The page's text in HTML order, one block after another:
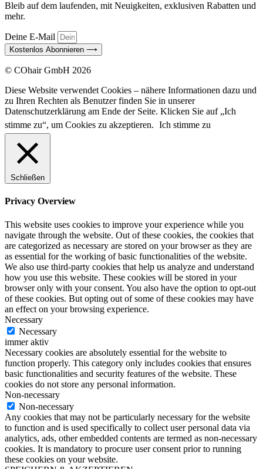
Bleib auf dem laufenden, mit Neuigkeiten, exklusiven Rabatten und
mehr.
Deine E-Mail
Kostenlos Abonnieren ⟶
© COhair GmbH 2026
Diese Website verwendet Cookies – nähere Informationen dazu und
zu Ihren Rechten als Benutzer finden Sie in unserer
Datenschutzerklärung am Ende der Seite. Klicken Sie auf „Ich
stimme zu“, um Cookies zu akzeptieren. Ich stimme zu
Schließen
Privacy Overview
This website uses cookies to improve your experience while you
navigate through the website. Out of these cookies, the cookies that
are categorized as necessary are stored on your browser as they are
as essential for the working of basic functionalities of the website.
We also use third-party cookies that help us analyze and understand
how you use this website. These cookies will be stored in your
browser only with your consent. You also have the option to opt-out
of these cookies. But opting out of some of these cookies may have
an effect on your browsing experience.
Necessary
Necessary
immer aktiv
Necessary cookies are absolutely essential for the website to
function properly. This category only includes cookies that ensures
basic functionalities and security features of the website. These
cookies do not store any personal information.
Non-necessary
Non-necessary
Any cookies that may not be particularly necessary for the website
to function and is used specifically to collect user personal data via
analytics, ads, other embedded contents are termed as non-necessary
cookies. It is mandatory to procure user consent prior to running
these cookies on your website.